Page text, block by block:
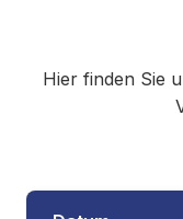
Hier finden Sie